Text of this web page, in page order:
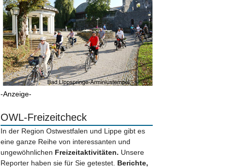
-Anzeige-
OWL-Freizeitcheck
In der Region Ostwestfalen und Lippe gibt es
eine ganze Reihe von interessanten und
ungewöhnlichen Freizeitaktivitäten. Unsere
Reporter haben sie für Sie getestet. Berichte,